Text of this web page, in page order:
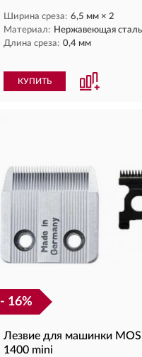
Ширина среза: 6,5 мм × 2
Материал: Нержавеющая сталь
Длина среза: 0,4 мм
КУПИТЬ
- 16%
Лезвие для машинки
1400 mini